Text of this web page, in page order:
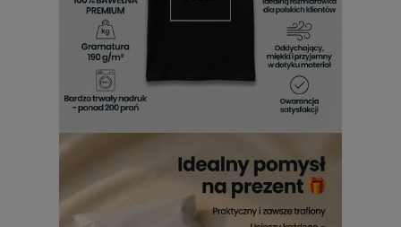
Miękki, oddychający materiał sprawia, żekoszulki z
nadrukiem z quadami dziecięcezapewniają pełną
swobodę ruchów, a trwały nadruk zachowuje intensywne
kolory nawet po wielu praniach. Każdy detal został
dopracowany tak, by
dziecięcy Tshirt z nadrukiem Quad
gwarantował maksymalny komfort i wyglądał świetnie przez
długi czas. To ubrania, które łączą funkcjonalność, styl i
poczuć wiatr we włosach, choćby tylko w wyobraźni.
Koszulki z nadrukiem na quada
dziecięce